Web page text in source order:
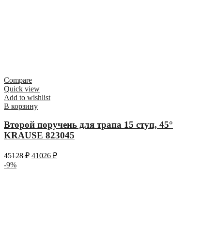
Compare
Quick view
Add to wishlist
В корзину
Второй поручень для трапа 15 ступ, 45°
KRAUSE 823045
45128₽ 41026 ₽
-9%